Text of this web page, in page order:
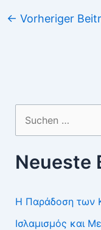
← Vorheriger
nach:
Neueste
Η Παράδοση των
Ισλαμισμός και